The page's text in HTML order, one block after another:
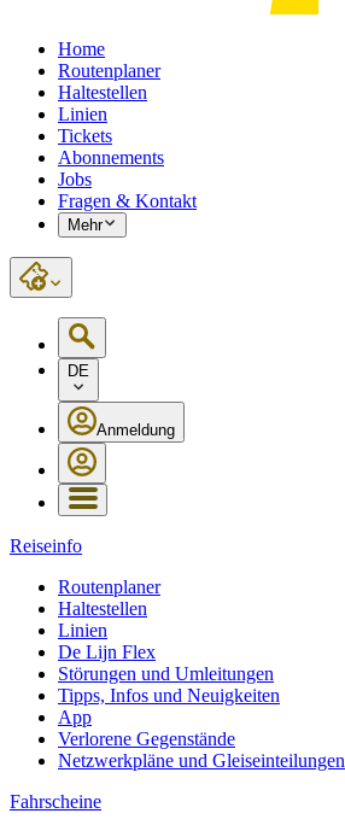
Home
Routenplaner
Haltestellen
Linien
Tickets
Abonnements
Jobs
Fragen & Kontakt
Mehr
DE
Anmeldung
Reiseinfo
Routenplaner
Haltestellen
Linien
De Lijn Flex
Störungen und Umleitungen
Tipps, Infos und Neuigkeiten
App
Verlorene Gegenstände
Netzwerkpläne und Gleiseinteilungen
Fahrscheine